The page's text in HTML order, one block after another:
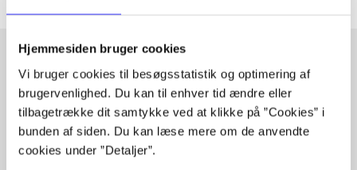
Hjemmesiden bruger cookies
Vi bruger cookies til besøgsstatistik og optimering af
brugervenlighed. Du kan til enhver tid ændre eller
tilbagetrække dit samtykke ved at klikke på ”Cookies” i
bunden af siden. Du kan læse mere om de anvendte
cookies under ”Detaljer”.
Artikler med samme emner
Fra